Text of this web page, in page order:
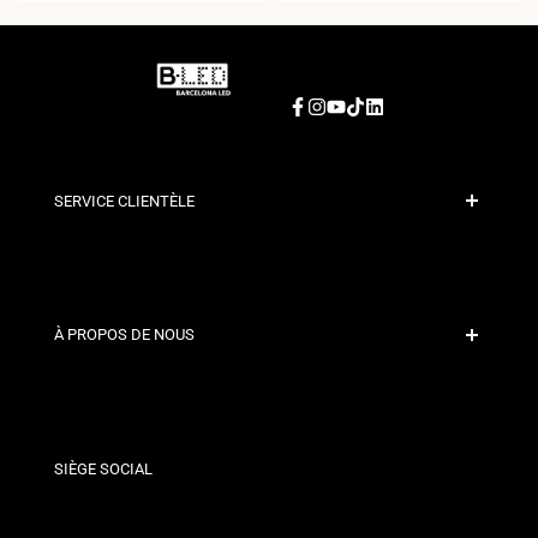
Facebook
Instagram
YouTube
TikTokLinkedIn
SERVICE CLIENTÈLE
Contact
À PROPOS DE NOUS
Nos Magasins
SIÈGE SOCIAL